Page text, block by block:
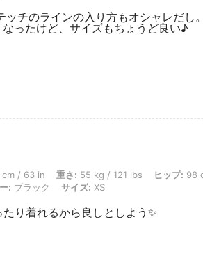
チのラインの入り方もオシャレだし
ったけど、サイズもちょうど良い♪
in, 重さ: 55 kg / 121 lbs, ヒップ: 98 cm / 39 in,
cm / 63 in 重さ: 55 kg / 121 lbs ヒップ: 98
: ブラック サイズ: XS
り着れるから良しとしよう✨️